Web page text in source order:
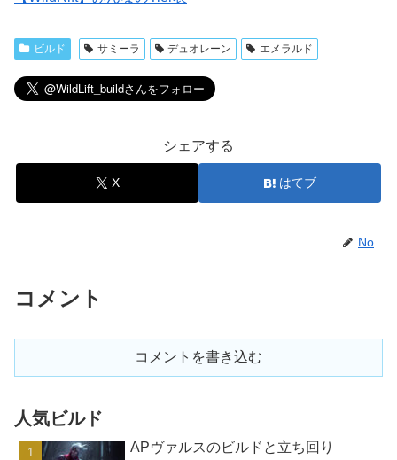
ビルド サミーラ デュオレーン エメラルド
シェアする
X はてブ
No
コメント
コメントを書き込む
人気ビルド
APヴァルスのビルドと立ち回り